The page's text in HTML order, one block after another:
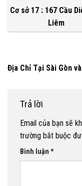
Cơ sở 17 : 167 Cầu
Liêm
Địa Chỉ Tại Sài Gòn
Trả lời
Email của bạn sẽ
trường bắt buộc
Bình luận *